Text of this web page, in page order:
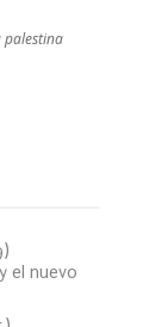
palestina
)
el nuevo